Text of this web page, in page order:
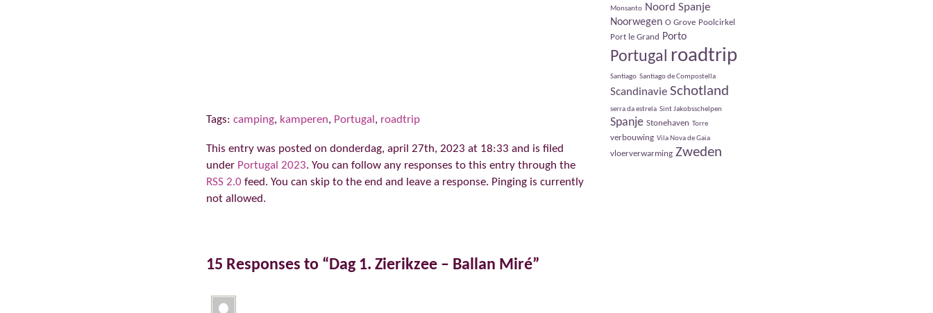
Tags: camping, kamperen, Portugal , roadtrip
This entry was posted on donderdag, april 27th, 2023 at 18:33 and is filed
under Portugal 2023. You can follow any responses to this entry through the
RSS 2.0 feed. You can skip to the end and leave a response. Pinging is currently
not allowed.
15 Responses to “Dag 1. Zierikzee – Ballan Miré”
Monsanto Noord Spanje
Noorwegen O Grove Poolcirkel
Port le Grand
Porto
Portugal roadtrip
Santiago Santiago de Compostella
Scandinavie Schotland
serra da estrela Sint Jakobsschelpen
Spanje Stonehaven Torre
verbouwing Vila Nova de Gaia
vloerverwarming Zweden